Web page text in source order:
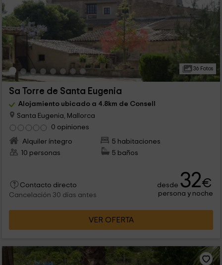
36 Fotos
Sa Torre de Santa Eugenia
Alojamiento ubicado a 4.8km de Consell
Santa Eugenia, Mallorca
0 opiniones
Alquiler íntegro
5 habitaciones
10 personas
5 baños
Contacto directo
Cancelación 30 días antes
desde 32€
persona y noche
VER OFERTA